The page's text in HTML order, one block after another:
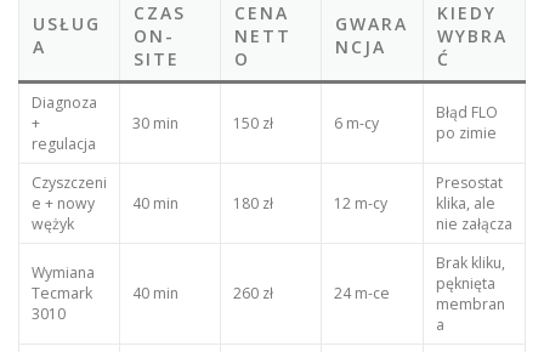
USŁUG
A
CZAS
ON-
SITE
CENA
NETT
O
GWARA
NCJA
KIEDY
WYBRA
Ć
Diagnoza
+
regulacja
30 min 150 zł 6 m-cy
Błąd FLO
po zimie
Czyszczeni
e + nowy
wężyk
40 min 180 zł 12 m-cy
Presostat
klika, ale
nie załącza
Wymiana
Tecmark
3010
40 min 260 zł 24 m-ce
Brak kliku,
pęknięta
membran
a